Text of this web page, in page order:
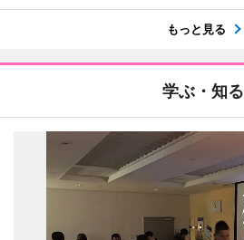
もっと見る
学ぶ・知る